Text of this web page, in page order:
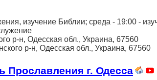
изучение Библии; среда - 19:00 -
р-н, Одесская обл., Украина, 67560
р-н, Одесская обл., Украина, 67560
Прославления г. Одесса